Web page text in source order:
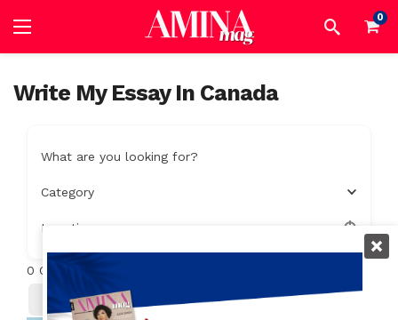
0
Write My Essay In Canada
What are you looking for?
Category
Location
0 Objets trouvés
Filter Trier Par